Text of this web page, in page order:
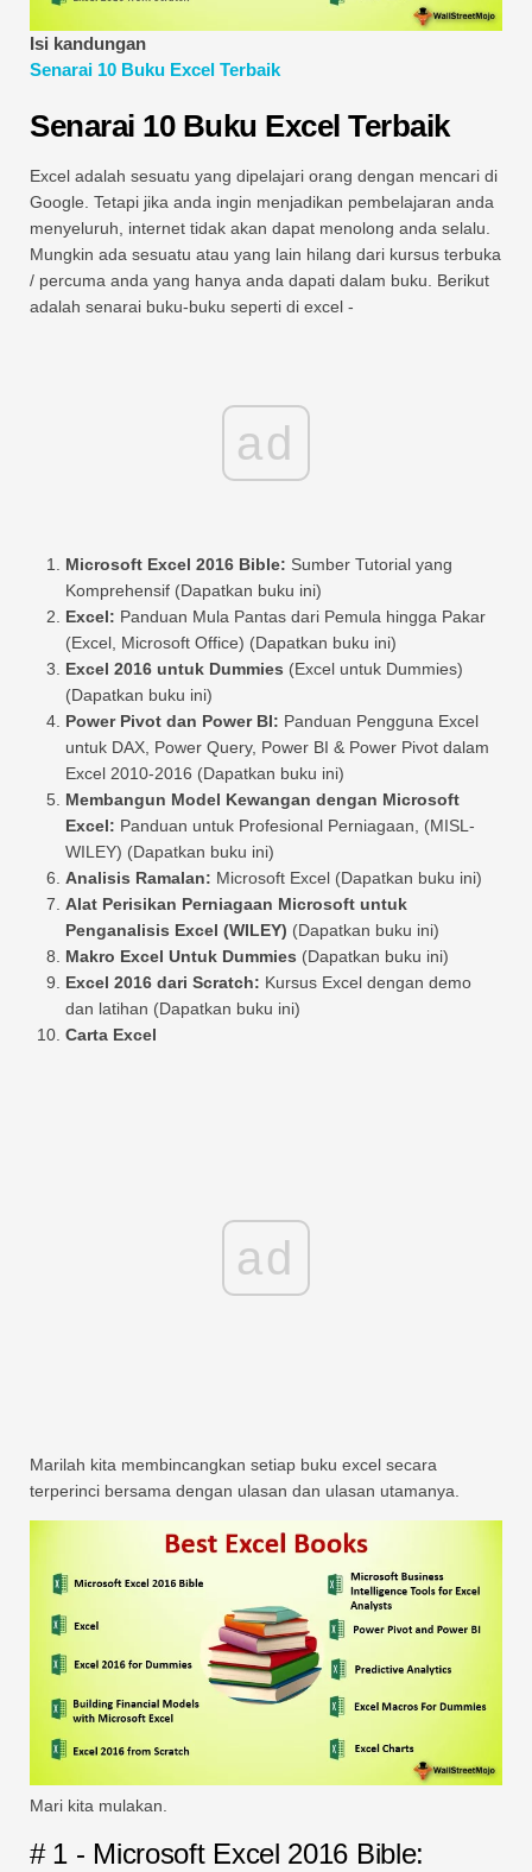
Bentuk penuh
Tutorial Pengurusan Risiko
Isi kandungan
Senarai 10 Buku Excel Terbaik
Senarai 10 Buku Excel Terbaik
Excel adalah sesuatu yang dipelajari orang dengan mencari di
Google. Tetapi jika anda ingin menjadikan pembelajaran anda
menyeluruh, internet tidak akan dapat menolong anda selalu.
Mungkin ada sesuatu atau yang lain hilang dari kursus terbuka
/ percuma anda yang hanya anda dapati dalam buku. Berikut
adalah senarai buku-buku seperti di excel -
ad
Microsoft Excel 2016 Bible: Sumber Tutorial yang
Komprehensif (Dapatkan buku ini)
Excel: Panduan Mula Pantas dari Pemula hingga Pakar
(Excel, Microsoft Office) (Dapatkan buku ini)
Excel 2016 untuk Dummies (Excel untuk Dummies)
(Dapatkan buku ini)
Power Pivot dan Power BI: Panduan Pengguna Excel
untuk DAX, Power Query, Power BI & Power Pivot dalam
Excel 2010-2016 (Dapatkan buku ini)
Membangun Model Kewangan dengan Microsoft
Excel: Panduan untuk Profesional Perniagaan, (MISL-
WILEY) (Dapatkan buku ini)
Analisis Ramalan: Microsoft Excel (Dapatkan buku ini)
Alat Perisikan Perniagaan Microsoft untuk
Penganalisis Excel (WILEY) (Dapatkan buku ini)
Makro Excel Untuk Dummies (Dapatkan buku ini)
Excel 2016 dari Scratch: Kursus Excel dengan demo
dan latihan (Dapatkan buku ini)
Carta Excel
ad
Marilah kita membincangkan setiap buku excel secara
terperinci bersama dengan ulasan dan ulasan utamanya.
Mari kita mulakan.
# 1 - Microsoft Excel 2016 Bible: